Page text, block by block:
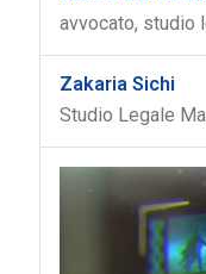
avvocato, studio
Zakaria Sichi
Studio Legale